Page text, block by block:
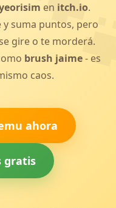
en itch.io.
y suma puntos, pero
gire o te morderá.
brush jaime- es
caos.
ahora
gratis